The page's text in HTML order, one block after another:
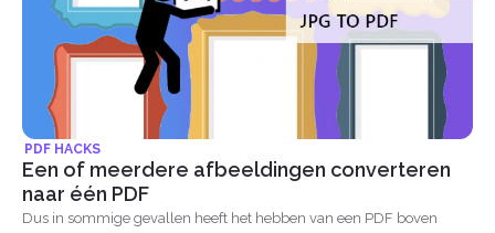
PDF HACKS
Een of meerdere afbeeldingen converteren
naar één PDF
Dus in sommige gevallen heeft het hebben van een PDF boven